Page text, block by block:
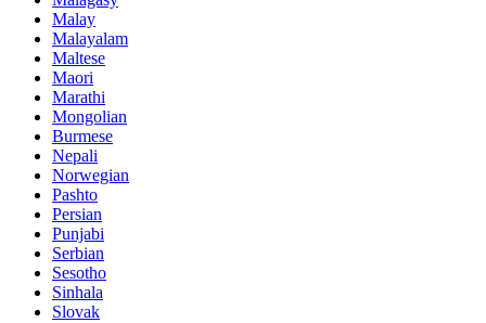
Malay
Malayalam
Maltese
Maori
Marathi
Mongolian
Burmese
Nepali
Norwegian
Pashto
Persian
Punjabi
Serbian
Sesotho
Sinhala
Slovak